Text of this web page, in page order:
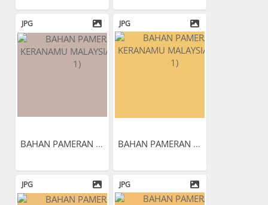
JPG
BAHAN PAMERAN KERANAMU...
JPG
BAHAN PAMERAN KERANAMU...
JPG JPG